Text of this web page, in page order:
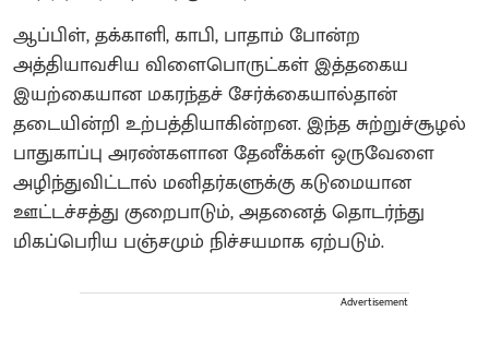
ஆப்பிள், தக்காளி, காபி, பாதாம் போன்ற
அத்தியாவசிய விளைபொருட்கள் இத்தகைய
இயற்கையான மகரந்தச் சேர்க்கையால்தான்
தடையின்றி உற்பத்தியாகின்றன. இந்த சுற்றுச்சூழல்
பாதுகாப்பு அரண்களான தேனீக்கள் ஒருவேளை
அழிந்துவிட்டால் மனிதர்களுக்கு கடுமையான
ஊட்டச்சத்து குறைபாடும், அதனைத் தொடர்ந்து
மிகப்பெரிய பஞ்சமும் நிச்சயமாக ஏற்படும்.
Advertisement